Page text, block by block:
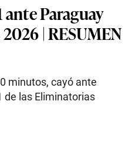
Paraguay
| RESUMEN
minutos, cayó ante
de las Eliminatorias